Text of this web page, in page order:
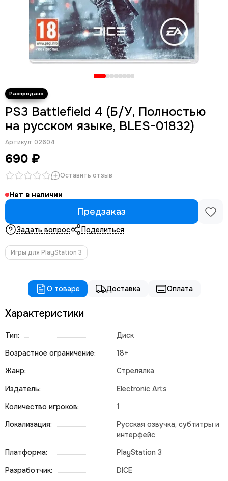
PS3 Battlefield 4 (Б/У, Полностью
на русском языке, BLES-01832)
Артикул: 02604
690 ₽
Оставить отзыв
Нет в наличии
Предзаказ
Задать вопрос Поделиться
Игры для PlayStation 3
О товаре Доставка Оплата
Характеристики
Тип:
Диск
Возрастное ограничение:
18+
Жанр:
Стрелялка
Издатель:
Electronic Arts
Количество игроков:
1
Локализация:
Русская озвучка, субтитры и
интерфейс
Платформа:
PlayStation 3
Разработчик:
DICE